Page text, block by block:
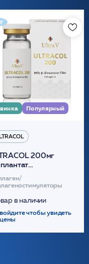
Популярный
200мг
на основе
в наличии
войдите чтобы увидеть
цены